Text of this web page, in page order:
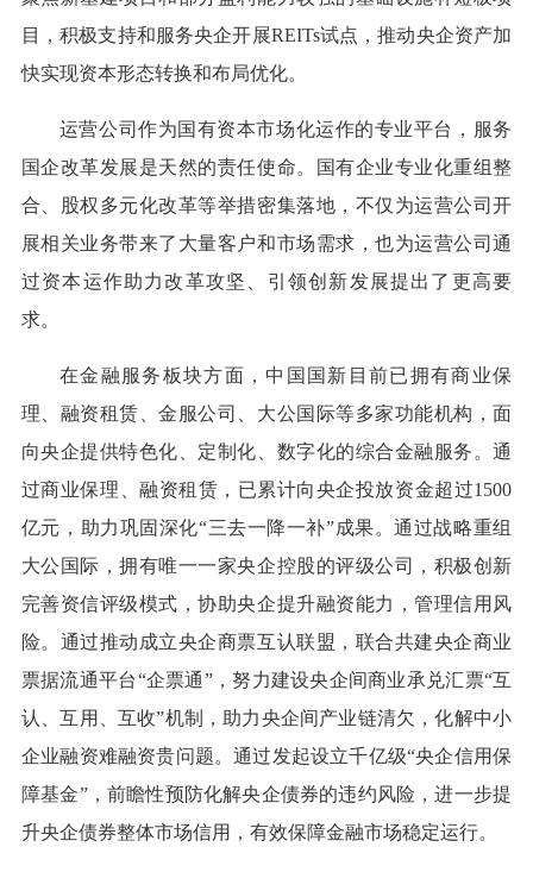
目，积极支持和服务央企开展REITs试点，推动央企资产加
快实现资本形态转换和布局优化。
运营公司作为国有资本市场化运作的专业平台，服务
国企改革发展是天然的责任使命。国有企业专业化重组整
合、股权多元化改革等举措密集落地，不仅为运营公司开
展相关业务带来了大量客户和市场需求，也为运营公司通
过资本运作助力改革攻坚、引领创新发展提出了更高要
求。
在金融服务板块方面，中国国新目前已拥有商业保
理、融资租赁、金服公司、大公国际等多家功能机构，面
向央企提供特色化、定制化、数字化的综合金融服务。通
过商业保理、融资租赁，已累计向央企投放资金超过1500
亿元，助力巩固深化“三去一降一补”成果。通过战略重组
大公国际，拥有唯一一家央企控股的评级公司，积极创新
完善资信评级模式，协助央企提升融资能力，管理信用风
险。通过推动成立央企商票互认联盟，联合共建央企商业
票据流通平台“企票通”，努力建设央企间商业承兑汇票“互
认、互用、互收”机制，助力央企间产业链清欠，化解中小
企业融资难融资贵问题。通过发起设立千亿级“央企信用保
障基金”，前瞻性预防化解央企债券的违约风险，进一步提
升央企债券整体市场信用，有效保障金融市场稳定运行。